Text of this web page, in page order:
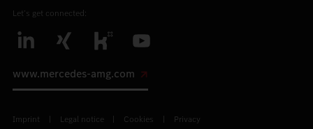
Let’s get connected:
www.mercedes-amg.com
Imprint Legal notice Cookies Privacy